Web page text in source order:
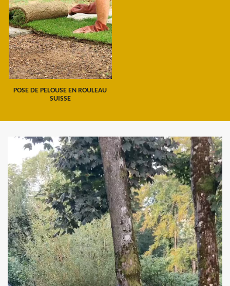
POSE DE PELOUSE EN ROULEAU
SUISSE